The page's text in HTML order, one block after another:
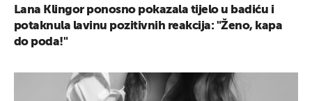
Lana Klingor ponosno pokazala tijelo u badiću i
potaknula lavinu pozitivnih reakcija: "Ženo, kapa
do poda!"